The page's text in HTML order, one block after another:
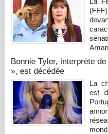
Bonnie Tyler, interprète
», est décédée
La
est